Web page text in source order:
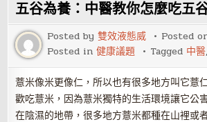
五谷為養：中醫教你怎麼吃五
Posted by雙效液態威 Posted
Posted in健康議題 Tagged 中醫
薏米像米更像仁，所以也有很多地方叫它薏
歡吃薏米，因為薏米獨特的生活環境讓它公
在陰濕的地帶，很多地方薏米都種在山裡或